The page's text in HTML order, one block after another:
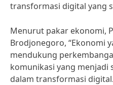
transformasi digital yang
Menurut pakar ekonomi,
Brodjonegoro, “Ekonomi
mendukung
komunikasi yang menjadi
dalam transformasi